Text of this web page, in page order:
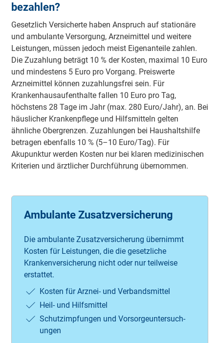
bezahlen?
Gesetzlich Versicherte haben Anspruch auf stationäre
und ambulante Versorgung, Arzneimittel und weitere
Leistungen, müssen jedoch meist Eigenanteile zahlen.
Die Zuzahlung beträgt 10 % der Kosten, maximal 10 Euro
und mindestens 5 Euro pro Vorgang. Preiswerte
Arzneimittel können zuzahlungsfrei sein. Für
Krankenhausaufenthalte fallen 10 Euro pro Tag,
höchstens 28 Tage im Jahr (max. 280 Euro/Jahr), an. Bei
häuslicher Krankenpflege und Hilfsmitteln gelten
ähnliche Obergrenzen. Zuzahlungen bei Haushaltshilfe
betragen ebenfalls 10 % (5–10 Euro/Tag). Für
Akupunktur werden Kosten nur bei klaren medizinischen
Kriterien und ärztlicher Durchführung übernommen.
Ambulante Zusatzversicherung
Die ambulante Zusatz­ver­sicher­ung über­nimmt
Kosten für Leist­ungen, die die gesetzliche
Kranken­ver­sicher­ung nicht oder nur teilweise
erstattet.
Kosten für Arznei- und Verbandsmittel
Heil- und Hilfs­mittel
Schutz­impfungen und Vorsorge­unter­such­
ungen